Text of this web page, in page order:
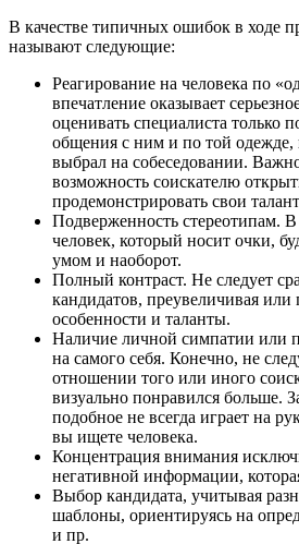
В качестве типичных ошибок в ходе
называют следующие:
Реагирование на человека по
впечатление оказывает
оценивать специалиста только
общения с ним и по той одежде,
выбрал на собеседовании.
возможность соискателю
продемонстрировать свои
Подверженность стереотипам. В
человек, который носит очки,
умом и наоборот.
Полный контраст. Не следует
кандидатов, преувеличивая
особенности и таланты.
Наличие личной симпатии или
на самого себя. Конечно, не
отношении того или иного
визуально понравился больше.
подобное не всегда играет на
вы ищете человека.
Концентрация внимания
негативной информации,
Выбор кандидата, учитывая
шаблоны, ориентируясь на
и пр.